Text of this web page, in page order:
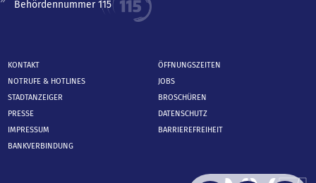
Behördennummer 115
KONTAKT
ÖFFNUNGSZEITEN
NOTRUFE & HOTLINES
JOBS
STADTANZEIGER
BROSCHÜREN
PRESSE
DATENSCHUTZ
IMPRESSUM
BARRIEREFREIHEIT
BANKVERBINDUNG